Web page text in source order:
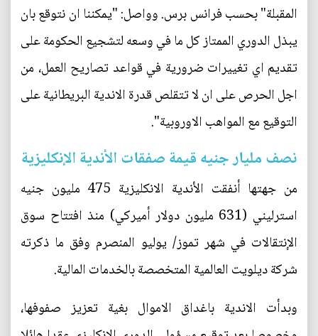
المقبلة" بحسب فرانس برس. وواصل: "يمكننا ان نتوقع بان
يبذل الدوري الممتاز كل ما في وسعه لتشجيع الحكومة على
تقديم اي تغييرات ضرورية في قواعد تصاريح العمل، من
اجل الحرص على ان لا تتقلص قدرة الاندية البريطانية على
التوقيع مع المواهب الاوروبية".
نصف مليار جنيه قيمة صفقات الأندية الإنكليزية
من جهتها أنفقت الأندية الانكليزية 475 مليون جنيه
استرليني (631 مليون دولار أميركي) منذ افتتاح سوق
الإنتقالات في شهر تموز/ يوليو المنصرم وفق ما ذكرته
شركة ديلويت العالمية المتخصصة بالخدمات المالية.
وبدأت الاندية باغداق الاموال بغية تعزيز صفوفها،